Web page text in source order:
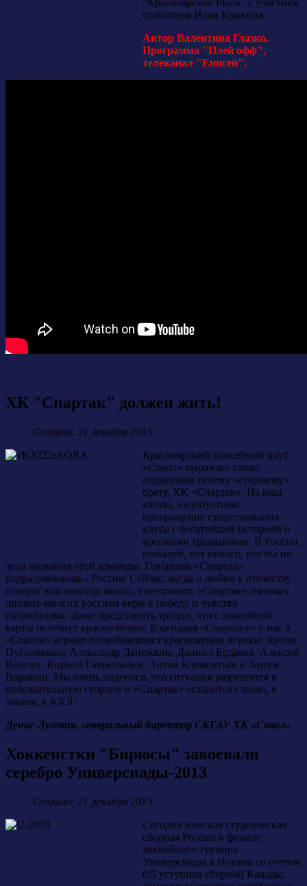
голкипера Ильи Кривича.
Автор Валентина Глазко.
Программа "Плей офф",
телеканал "Енисей".
ХК "Спартак" должен жить!
Создано: 21 декабря 2013
Красноярский хоккейный клуб
«Сокол» выражает слова
поддержки своему «старшему»
брату, ХК «Спартак». На наш
взгляд, недопустимо
прекращение существования
клуба с богатейшей историей и
крепкими традициями. В России,
пожалуй, нет никого, кто бы не
знал названия этой команды. Говоришь «Спартак»,
подразумеваешь - Россия! Сейчас, когда о любви к отечеству
говорят как-никогда много, уничтожить «Спартак» означает
лишить многих россиян веры в победу и чувство
патриотизма. Даже представить трудно, что с хоккейной
карты исчезнут красно-белые. Благодаря «Спартаку» у нас в
«Соколе» играют полюбившиеся красноярцам игроки: Артем
Пуголовкин, Александр Денежкин, Даниил Ердаков, Алексей
Волгин, Кирилл Гаврилычев, Антон Клементьев и Артем
Воронин. Мы очень надеемся, что ситуация разрешится в
положительную сторону и «Спартак» останется с нами, в
хоккее, в КХЛ!
Денис Луговик, генеральный директор СКГАУ ХК «Сокол»
Хоккеистки "Бирюсы" завоевали
серебро Универсиады-2013
Создано: 21 декабря 2013
Сегодня женская студенческая
сборная России в финале
хоккейного турнира
Универсиады в Италии со счетом
0:5 уступила сборной Канады,